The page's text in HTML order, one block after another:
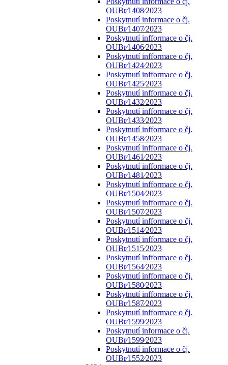
OUBr⁄1408⁄2023
Poskytnutí informace o čj.
OUBr⁄1407⁄2023
Poskytnutí infformace o čj.
OUBr⁄1406⁄2023
Poskytnutí infformace o čj.
OUBr⁄1424⁄2023
Poskytnutí infformace o čj.
OUBr⁄1425⁄2023
Poskytnutí infformace o čj.
OUBr⁄1432⁄2023
Poskytnutí infformace o čj.
OUBr⁄1433⁄2023
Poskytnutí infformace o čj.
OUBr⁄1458⁄2023
Poskytnutí infformace o čj.
OUBr⁄1461⁄2023
Poskytnutí infformace o čj.
OUBr⁄1481⁄2023
Poskytnutí infformace o čj.
OUBr⁄1504⁄2023
Poskytnutí infformace o čj.
OUBr⁄1507⁄2023
Poskytnutí infformace o čj.
OUBr⁄1514⁄2023
Poskytnutí infformace o čj.
OUBr⁄1515⁄2023
Poskytnutí infformace o čj.
OUBr⁄1564⁄2023
Poskytnutí infformace o čj.
OUBr⁄1580⁄2023
Poskytnutí infformace o čj.
OUBr⁄1587⁄2023
Poskytnutí infformace o čj.
OUBr⁄1599⁄2023
Poskytnutí informace o čj.
OUBr⁄1599⁄2023
Poskytnutí informace o čj.
OUBr⁄1552⁄2023